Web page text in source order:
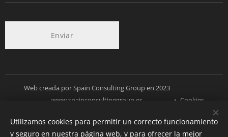
Enviar
Web creada por Spain Consulting Group en 2023
www.spainconsultinggroup.es
Cookies
Idiomas
Utilizamos cookies para permitir un correcto funcionamiento
y seguro en nuestra página web, y para ofrecer la mejor